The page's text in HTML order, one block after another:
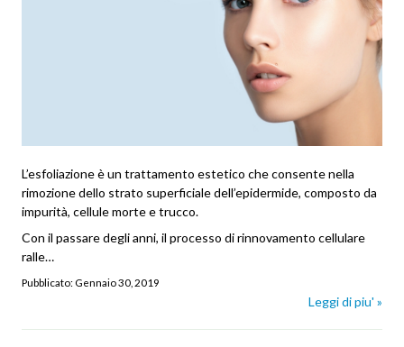
L’esfoliazione è un trattamento estetico che consente nella
rimozione dello strato superficiale dell’epidermide, composto da
impurità, cellule morte e trucco.
Con il passare degli anni, il processo di rinnovamento cellulare
ralle…
Pubblicato: Gennaio 30, 2019
Leggi di piu' »